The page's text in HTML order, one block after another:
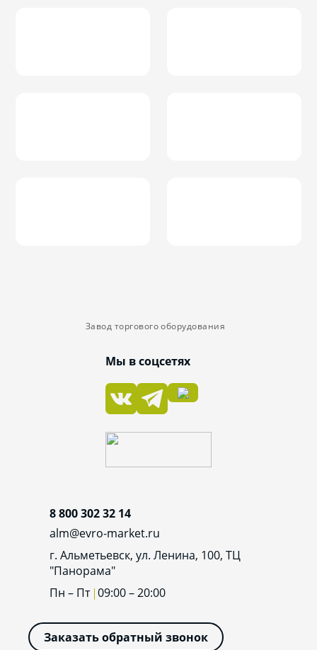
Завод торгового оборудования
Мы в соцсетях
8 800 302 32 14
alm@evro-market.ru
г. Альметьевск, ул. Ленина, 100, ТЦ
"Панорама"
Пн – Пт 09:00 – 20:00
Заказать обратный звонок